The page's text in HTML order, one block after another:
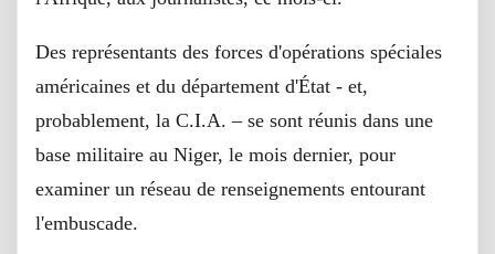
Des représentants des forces d'opérations spéciales
américaines et du département d'État - et,
probablement, la C.I.A. – se sont réunis dans une
base militaire au Niger, le mois dernier, pour
examiner un réseau de renseignements entourant
l'embuscade.